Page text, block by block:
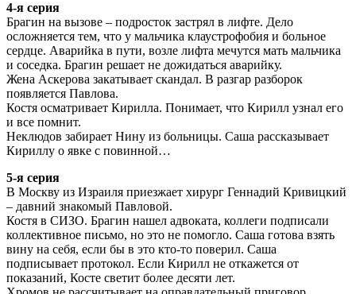
4-я серия
Брагин на вызове – подросток застрял в лифте. Дело
осложняется тем, что у мальчика клаустрофобия и больное
сердце. Аварийка в пути, возле лифта мечутся мать мальчика
и соседка. Брагин решает не дожидаться аварийку.
Жена Аскерова закатывает скандал. В разгар разборок
появляется Павлова.
Костя осматривает Кирилла. Понимает, что Кирилл узнал его
и все помнит.
Неклюдов забирает Нину из больницы. Саша рассказывает
Кириллу о явке с повинной…
5-я серия
В Москву из Израиля приезжает хирург Геннадий Кривицкий
– давний знакомый Павловой.
Костя в СИЗО. Брагин нашел адвоката, коллеги подписали
коллективное письмо, но это не помогло. Саша готова взять
вину на себя, если бы в это кто-то поверил. Саша
подписывает протокол. Если Кирилл не откажется от
показаний, Косте светит более десяти лет.